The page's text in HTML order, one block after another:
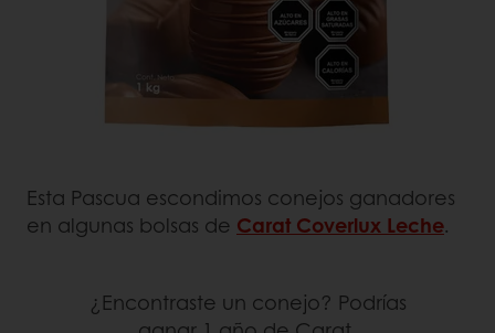
Esta Pascua escondimos conejos ganadores
en algunas bolsas de Carat Coverlux Leche.
¿Encontraste un conejo? Podrías